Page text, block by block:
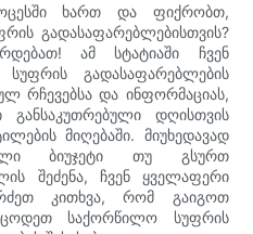
ხართ და ფიქრობთ,
გადასაფარებლებისთვის?
ამ სტატიაში ჩვენ
გადასაფარებლების
რჩევებსა და ინფორმაციას,
დღისთვის
მიღებაში. მიუხედავად
ბიუჯეტი თუ გსურთ
შეძენა, ჩვენ ყველაფერი
კითხვა, რომ გაიგოთ
საქორწილო სუფრის